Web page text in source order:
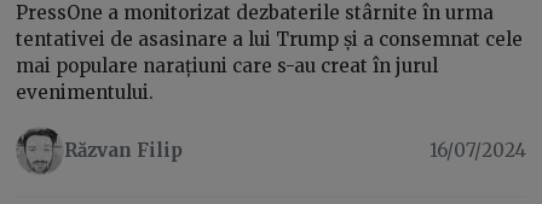
PressOne a monitorizat dezbaterile stârnite în urma
tentativei de asasinare a lui Trump și a consemnat cele
mai populare narațiuni care s-au creat în jurul
evenimentului.
Răzvan Filip 16/07/2024